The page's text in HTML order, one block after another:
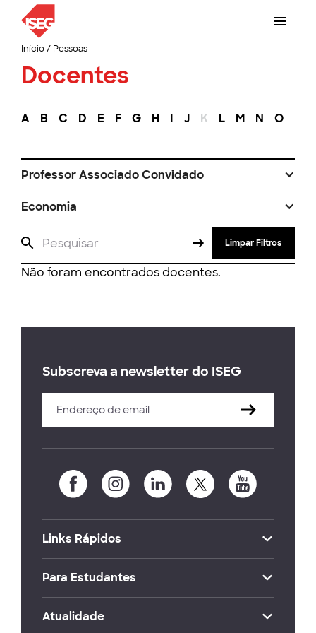
Início/ Pessoas
Docentes
A B C D E F G H I J K L M N O
Professor Associado Convidado
Economia
Limpar Filtros
Não foram encontrados docentes.
Subscreva a newsletter do ISEG
Links Rápidos
Para Estudantes
Atualidade